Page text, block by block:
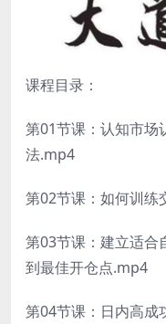
课程目录：
第01节课：认知市场
法.mp4
第02节课：如何训
第03节课：建立适合
到最佳开仓点.mp4
第04节课：日内高成